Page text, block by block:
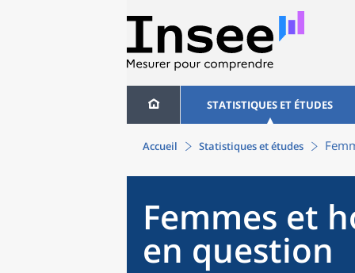
STATISTIQUES ET ÉTUDES
Accueil Statistiques et études
Femmes et
en question